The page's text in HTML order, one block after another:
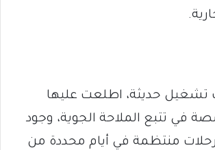
تشغيل حديثة، اطلعت عليها
في تتبع الملاحة الجوية، وجود
منتظمة في أيام محددة من